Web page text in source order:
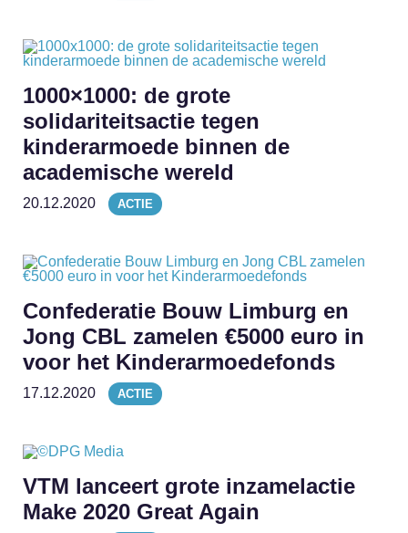
1000×1000: de grote
solidariteitsactie tegen
kinderarmoede binnen de
academische wereld
20.12.2020 ACTIE
Confederatie Bouw Limburg en
Jong CBL zamelen €5000 euro in
voor het Kinderarmoedefonds
17.12.2020 ACTIE
VTM lanceert grote inzamelactie
Make 2020 Great Again